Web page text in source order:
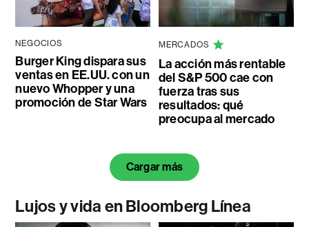
NEGOCIOS
Burger King dispara sus
ventas en EE.UU. con un
nuevo Whopper y una
promoción de Star Wars
MERCADOS
La acción más rentable
del S&P 500 cae con
fuerza tras sus
resultados: qué
preocupa al mercado
Cargar más
Lujos y vida en Bloomberg Línea